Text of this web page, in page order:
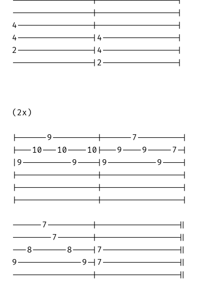
----------------|----------------|
4---------------|----------------|
4---------------|4---------------|
2---------------|4---------------|
----------------|2---------------|
(2x)
|------9---------|------7---------|
|---10---10----10|---9----9-----7-|
|9----------9----|9----------9----|
|----------------|----------------|
|----------------|----------------|
|----------------|----------------|
------7---------|----------------||
--------7-------|----------------||
---8-------8----|7---------------||
9-------------9-|7---------------||
----------------|----------------||